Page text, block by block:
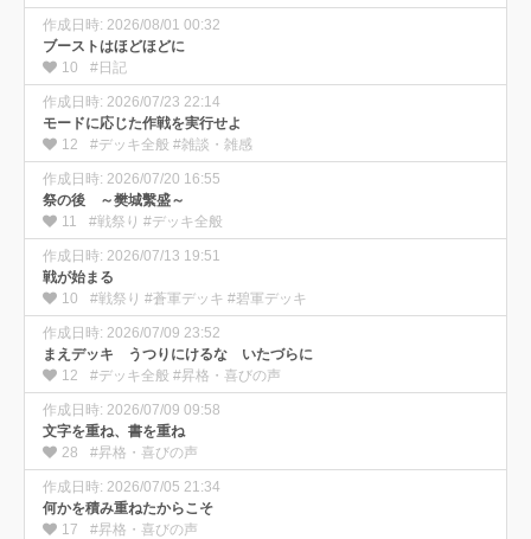
作成日時: 2026/08/01 00:32
ブーストはほどほどに
10
#日記
作成日時: 2026/07/23 22:14
モードに応じた作戦を実行せよ
12
#デッキ全般 #雑談・雑感
作成日時: 2026/07/20 16:55
祭の後 ～樊城繫盛～
11
#戦祭り #デッキ全般
作成日時: 2026/07/13 19:51
戦が始まる
10
#戦祭り #蒼軍デッキ #碧軍デッキ
作成日時: 2026/07/09 23:52
まえデッキ うつりにけるな いたづらに
12
#デッキ全般 #昇格・喜びの声
作成日時: 2026/07/09 09:58
文字を重ね、書を重ね
28
#昇格・喜びの声
作成日時: 2026/07/05 21:34
何かを積み重ねたからこそ
17
#昇格・喜びの声